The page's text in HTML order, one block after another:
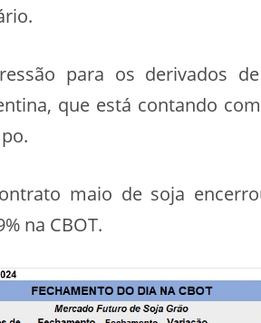
para os derivados
que está contando
maio de soja
na CBOT.